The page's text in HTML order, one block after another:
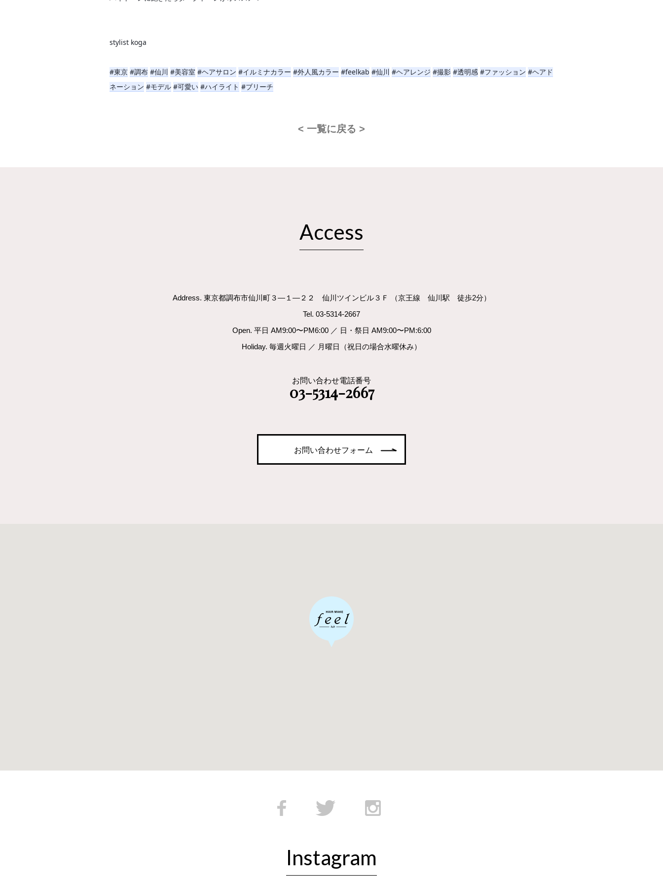
stylist koga
#東京 #調布 #仙川 #美容室 #ヘアサロン #イルミナカラー #外人風カラー #feelkab #仙川 #ヘアレンジ #撮影 #透明感 #ファッション #ヘアド
ネーション #モデル #可愛い #ハイライト #ブリーチ
< 一覧に戻る >
Access
Address. 東京都調布市仙川町３―１―２２ 仙川ツインビル３Ｆ （京王線 仙川駅 徒歩2分）
Tel. 03-5314-2667
Open. 平日 AM9:00〜PM6:00 ／ 日・祭日 AM9:00〜PM:6:00
Holiday. 毎週火曜日 ／ 月曜日（祝日の場合水曜休み）
お問い合わせ電話番号
03-5314-2667
お問い合わせフォーム
Instagram